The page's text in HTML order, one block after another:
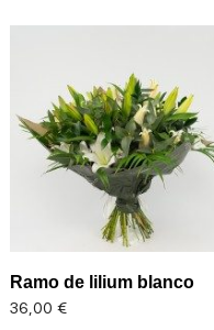
Ramo de lilium blanco
Precio
36,00 €